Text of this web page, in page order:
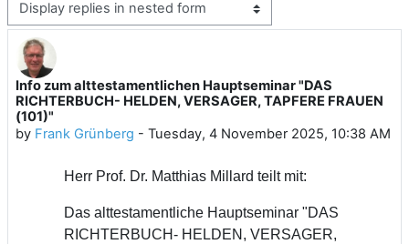
Display mode
Info zum alttestamentlichen Hauptseminar "DAS
RICHTERBUCH- HELDEN, VERSAGER, TAPFERE FRAUEN
(101)"
by Frank Grünberg - Tuesday, 4 November 2025, 10:38 AM
Number of replies: 0
Herr Prof. Dr. Matthias Millard teilt mit:
Das alttestamentliche Hauptseminar "DAS
RICHTERBUCH- HELDEN, VERSAGER,